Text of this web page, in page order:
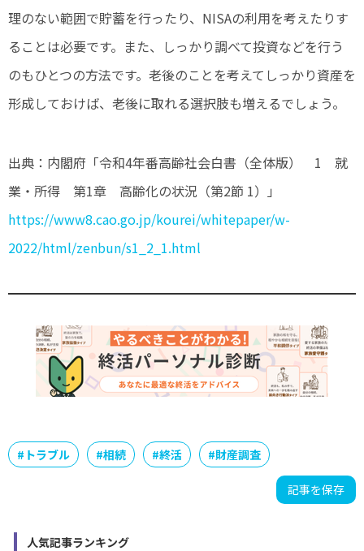
理のない範囲で貯蓄を行ったり、NISAの利用を考えたりす
ることは必要です。また、しっかり調べて投資などを行う
のもひとつの方法です。老後のことを考えてしっかり資産を
形成しておけば、老後に取れる選択肢も増えるでしょう。
出典： 内閣府「令和4年番高齢社会白書（全体版） 1 就
業・所得 第1章 高齢化の状況（第2節 1）」
https://www8.cao.go.jp/kourei/whitepaper/w-
2022/html/zenbun/s1_2_1.html
# トラブル #相続 #終活 #財産調査
記事を保存
人気記事ランキング